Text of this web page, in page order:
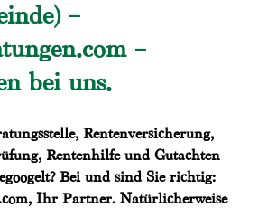
–
–
bei uns.
Rentenversicherung,
Rentenhilfe und Gutachten
Bei und sind Sie richtig:
Ihr Partner. Natürlicherweise